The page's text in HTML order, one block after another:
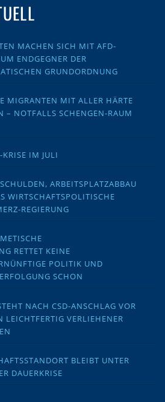
MACHEN SICH MIT AFD-
ENDGEGNER DER
GRUNDORDNUNG
MIGRANTEN MIT ALLER HÄRTE
– NOTFALLS SCHENGEN-RAUM
IM JULI
ARBEITSPLATZABBAU
WIRTSCHAFTSPOLITISCHE
REGIERUNG
RETTET KEINE
POLITIK UND
SCHON
NACH CSD-ANSCHLAG VOR
LEICHTFERTIG VERLIEHENER
BLEIBT UNTER
DAUERKRISE